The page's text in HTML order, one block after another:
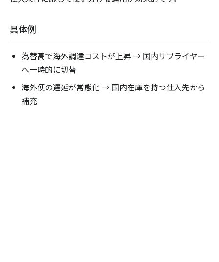
具体例
為替高で海外調達コストが上昇 → 国内サプライヤー
へ一時的に切替
海外便の遅延が常態化 → 国内在庫を持つ仕入先から
補充